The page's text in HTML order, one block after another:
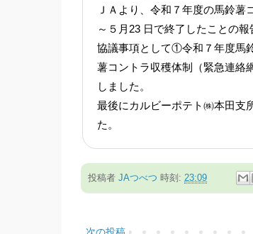
ＪＡより、令和７年度の馬鈴
～５月23 日で終了したことの報
協議事項として①令和７年度馬
薯コントラ収穫体制（緊急連絡
しました。
最後にカルビーポテト㈱本田支
た。
投稿者 JAつべつ 時刻: 23:09